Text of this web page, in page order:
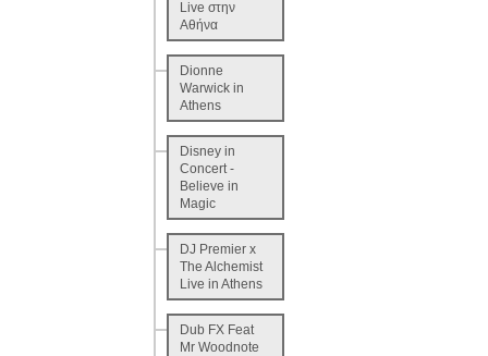
Live στην
Αθήνα
Dionne
Warwick in
Athens
Disney in
Concert -
Believe in
Magic
DJ Premier x
The Alchemist
Live in Athens
Dub FX Feat
Mr Woodnote